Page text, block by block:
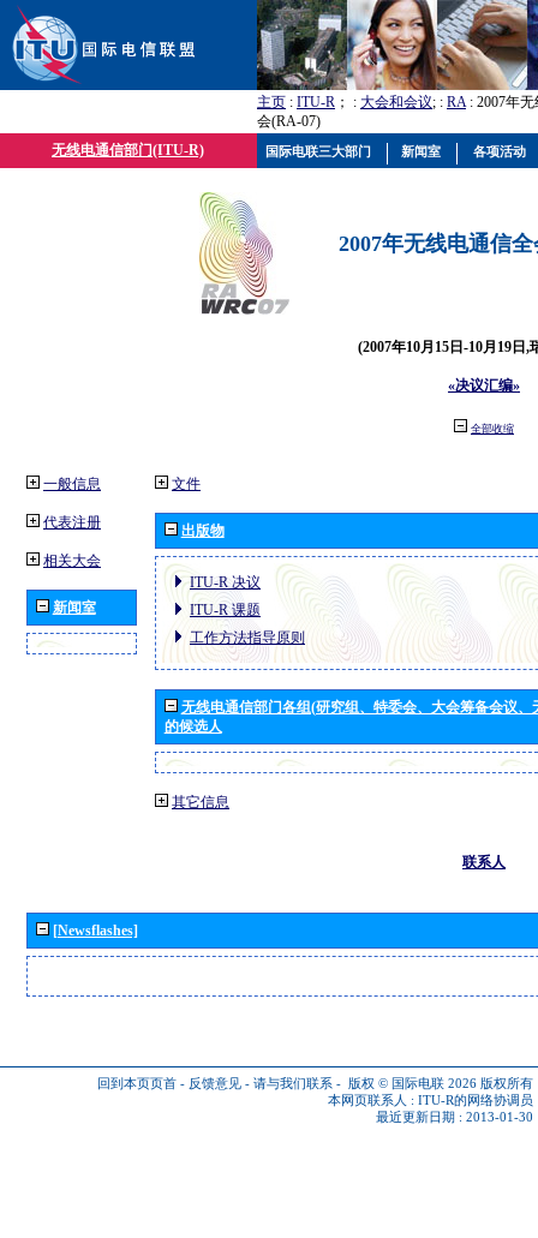
主页 : ITU-R ； : 大会和会议; : RA: 2007年
会(RA-07)
无线电通信部门(ITU-R)
2007年无线电通信
(2007年10月15日-10月19日,
«决议汇编»
全部收缩
一般信息
代表注册
相关大会
新闻室
文件
出版物
ITU-R 决议
ITU-R 课题
工作方法指导原则
无线电通信部门各组(研究组、特委会、大会筹备会议
的候选人
其它信息
联系人
[Newsflashes]
回到本页页首 - 反馈意见 - 请与我们联系 - 版权 © 国际电联 2026 版权所有
本网页联系人 : ITU-R的网络协调员
最近更新日期 : 2013-01-30
国际电联三大部门 新闻室 各项活动